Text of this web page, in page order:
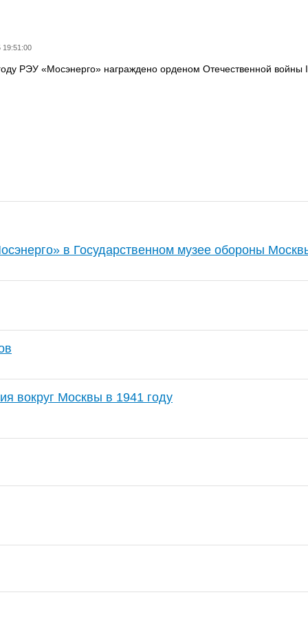
19:51:00
РЭУ «Мосэнерго» награждено орденом Отечественной войны
в Государственном музее обороны
вокруг Москвы в 1941 году